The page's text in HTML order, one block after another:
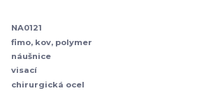
NA0121
fimo, kov, polymer
náušnice
visací
chirurgická ocel